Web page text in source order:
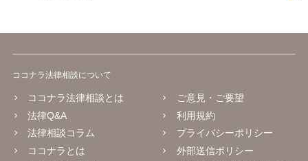
ココナラ法律相談について
ココナラ法律相談とは
法律Q&A
法律相談コラム
ココナラとは
ご意見・ご要望
利用規約
プライバシーポリシー
外部送信ポリシー